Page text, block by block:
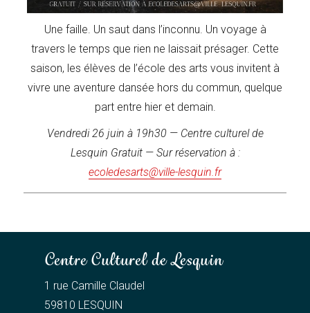
Une faille. Un saut dans l’inconnu. Un voyage à
travers le temps que rien ne laissait présager. Cette
saison, les élèves de l’école des arts vous invitent à
vivre une aventure dansée hors du commun, quelque
part entre hier et demain.
Vendredi 26 juin à 19h30 — Centre culturel de
Lesquin Gratuit — Sur réservation à :
ecoledesarts@ville-lesquin.fr
Centre Culturel de Lesquin
1 rue Camille Claudel
59810 LESQUIN